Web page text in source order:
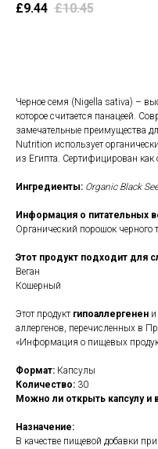
£9.44 £10.45
Черное семя (Nigella sativa) –
которое считается панацеей.
замечательные преимущества
Nutrition использует
из Египта. Сертифицирован как
Ингредиенты: Organic Black
Информация о питательных
Органический порошок черного
Этот продукт подходит для
Веган
Кошерный
Этот продукт гипоаллергенен
аллергенов, перечисленных в
«Информация о пищевых
Формат: Капсулы
Количество: 30
Можно ли открыть капсулу и
Назначение:
В качестве пищевой добавки